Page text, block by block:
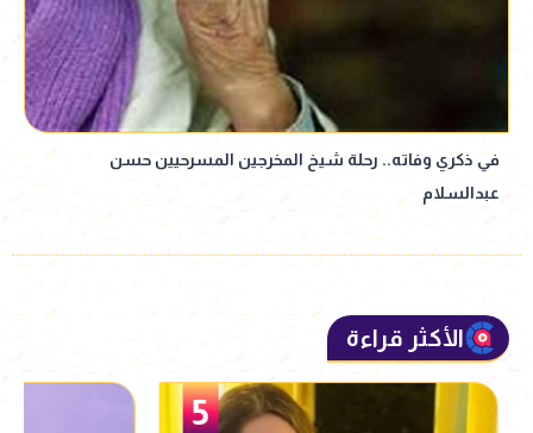
في ذكري وفاته.. رحلة شيخ المخرجين المسرحيين حسن
عبدالسلام
الأكثر قراءة
5